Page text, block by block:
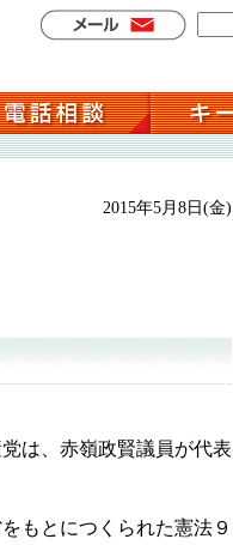
2015年5月8日(金)
は、赤嶺政賢議員が代表
もとにつくられた憲法９